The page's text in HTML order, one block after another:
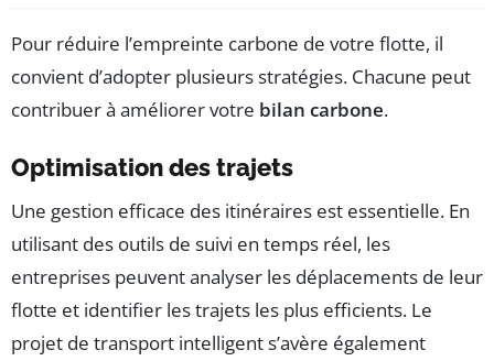
Pour réduire l’empreinte carbone de votre flotte, il
convient d’adopter plusieurs stratégies. Chacune peut
contribuer à améliorer votre bilan carbone.
Optimisation des trajets
Une gestion efficace des itinéraires est essentielle. En
utilisant des outils de suivi en temps réel, les
entreprises peuvent analyser les déplacements de leur
flotte et identifier les trajets les plus efficients. Le
projet de transport intelligent s’avère également